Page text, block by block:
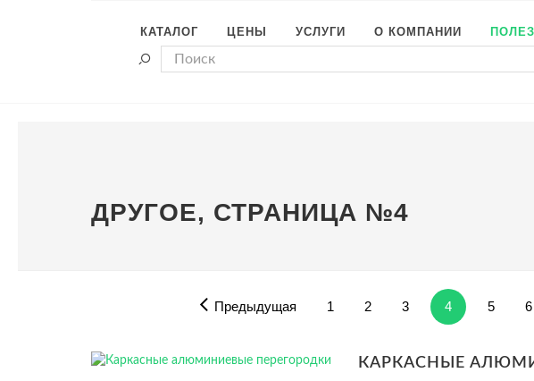
КАТАЛОГ ЦЕНЫ УСЛУГИ О КОМПАНИИ
ДРУГОЕ, СТРАНИЦА №4
Предыдущая 1 2 3 4 5 6
КАРКАСНЫЕ